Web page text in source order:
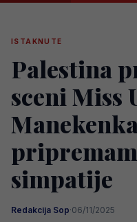
ISTAKNUTE
Palestina
sceni Miss
simpatije
Redakcija Sop·06/11/2025